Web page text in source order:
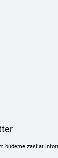
budeme zasílat